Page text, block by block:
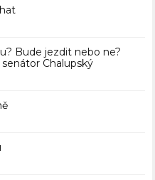
Bude jezdit nebo ne?
Chalupský